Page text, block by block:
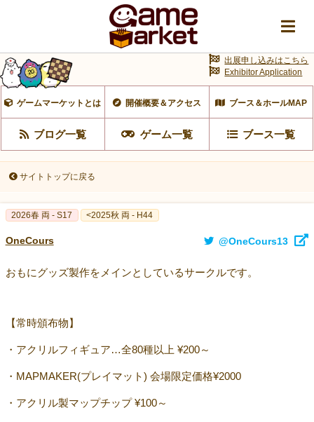
ゲームマーケットとは 開催概要＆アクセス ブース＆ホールMAP
ブログ一覧 ゲーム一覧 ブース一覧
出展申し込みはこちら
Exhibitor Application
サイトトップに戻る
2026春 両 - S17 <2025秋 両 - H44
OneCours @OneCours13
おもにグッズ製作をメインとしているサークルです。
【常時頒布物】
・アクリルフィギュア…全80種以上 ¥200～
・MAPMAKER(プレイマット) 会場限定価格¥2000
・アクリル製マップチップ ¥100～